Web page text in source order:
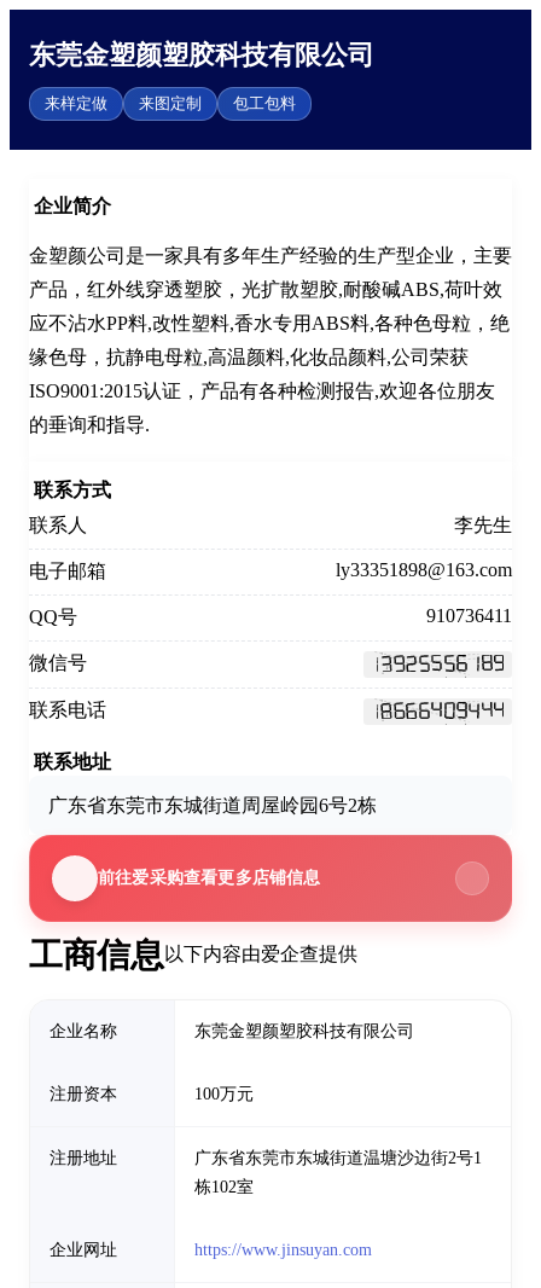
东莞金塑颜塑胶科技有限公司
来样定做 来图定制 包工包料
工商信息 以下内容由爱企查提供
企业名称 东莞金塑颜塑胶科技有限公司
注册资本 100万元
注册地址
广东省东莞市东城街道温塘沙边街2号1
栋102室
企业网址 https://www.jinsuyan.com
企业简介
金塑颜公司是一家具有多年生产经验的生产型企业，主要
产品，红外线穿透塑胶，光扩散塑胶,耐酸碱ABS,荷叶效
应不沾水PP料,改性塑料,香水专用ABS料,各种色母粒，绝
缘色母，抗静电母粒,高温颜料,化妆品颜料,公司荣获
ISO9001:2015认证，产品有各种检测报告,欢迎各位朋友
的垂询和指导.
联系方式
联系人
李先生
电子邮箱 ly33351898@163.com
QQ号 910736411
微信号
联系电话
联系地址
广东省东莞市东城街道周屋岭园6号2栋
前往爱采购查看更多店铺信息